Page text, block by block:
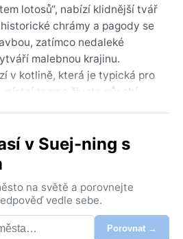
lotosů“, nabízí klidnější tvář
chrámy a pagody se
zatímco nedaleké
malebnou krajinu.
v kotlině, která je typická pro
místní tempo života působí
subtropického podnebí
horká a dusná, s častými
která často dosahuje
a srpnu běžně přesahují
mírné a výrazně sušší, s
a minimem srážek. Sníh padá
v Suej-ning s
na světě a porovnejte
vedle sebe.
Porovnat →